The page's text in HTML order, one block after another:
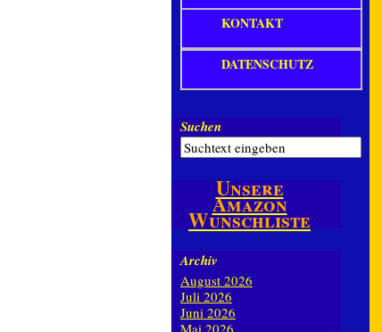
KONTAKT
DATENSCHUTZ
Suchen
Unsere
Amazon
Wunschliste
Archiv
August 2026
Juli 2026
Juni 2026
Mai 2026